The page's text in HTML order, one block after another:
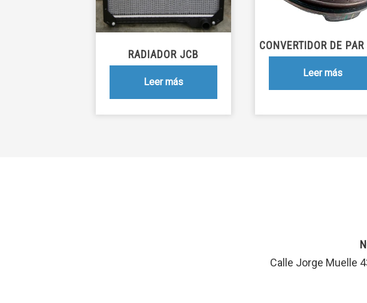
RADIADOR JCB
Leer más
CONVERTIDOR DE
Leer más
Calle Jorge Muelle